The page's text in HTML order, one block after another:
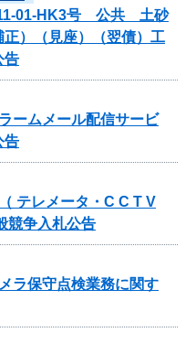
11-01-HK3号 公共 土砂
）（見座）（翌債）工
告
ームメール配信サービ
告
テレメータ・C C T V
競争入札公告
ラ保守点検業務に関す